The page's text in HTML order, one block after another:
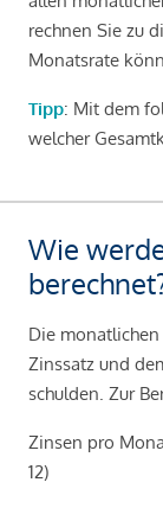
rechnen Sie zu
Monatsrate
Tipp: Mit dem
welcher
Wie
Die
Zinssatz und
schulden. Zur
Zinsen pro
12)